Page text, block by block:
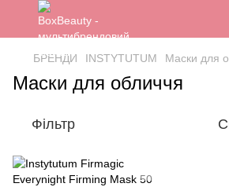
БРЕНДИ INSTYTUTUM Маски для
Маски для обличчя
Фільтр